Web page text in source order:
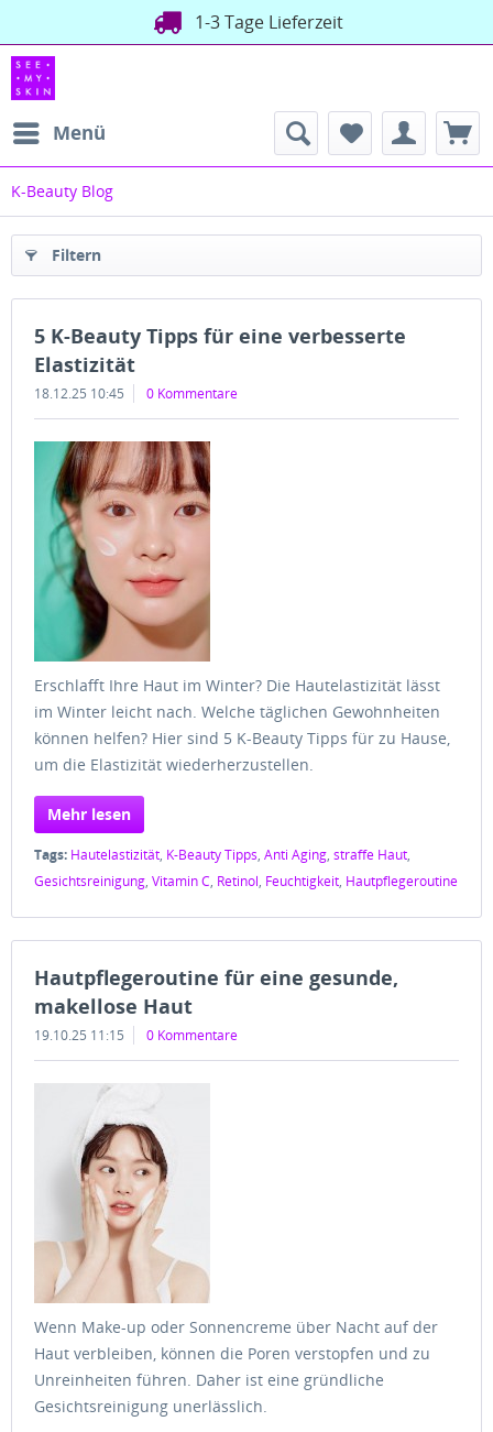
1-3 Tage Lieferzeit
Menü
K-Beauty Blog
Filtern
5 K-Beauty Tipps für eine verbesserte
Elastizität
18.12.25 10:45 0 Kommentare
Erschlafft Ihre Haut im Winter? Die Hautelastizität lässt
im Winter leicht nach. Welche täglichen Gewohnheiten
können helfen? Hier sind 5 K-Beauty Tipps für zu Hause,
um die Elastizität wiederherzustellen.
Mehr lesen
Tags: Hautelastizität, K-Beauty Tipps, Anti Aging, straffe Haut,
Gesichtsreinigung, Vitamin C, Retinol, Feuchtigkeit, Hautpflegeroutine
Hautpflegeroutine für eine gesunde,
makellose Haut
19.10.25 11:15 0 Kommentare
Wenn Make-up oder Sonnencreme über Nacht auf der
Haut verbleiben, können die Poren verstopfen und zu
Unreinheiten führen. Daher ist eine gründliche
Gesichtsreinigung unerlässlich.